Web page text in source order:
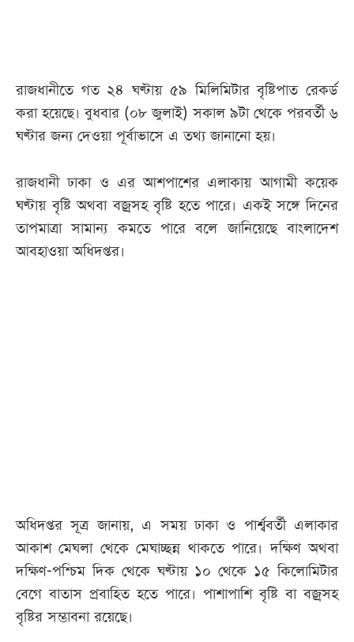
রাজধানীতে গত ২৪ ঘণ্টায় ৫৯ মিলিমিটার বৃষ্টিপাত রেকর্ড
করা হয়েছে। বুধবার (০৮ জুলাই) সকাল ৯টা থেকে পরবর্তী ৬
ঘণ্টার জন্য দেওয়া পূর্বাভাসে এ তথ্য জানানো হয়।
রাজধানী ঢাকা ও এর আশপাশের এলাকায় আগামী কয়েক
ঘণ্টায় বৃষ্টি অথবা বজ্রসহ বৃষ্টি হতে পারে। একই সঙ্গে দিনের
তাপমাত্রা সামান্য কমতে পারে বলে জানিয়েছে বাংলাদেশ
আবহাওয়া অধিদপ্তর।
অধিদপ্তর সূত্র জানায়, এ সময় ঢাকা ও পার্শ্ববর্তী এলাকার
আকাশ মেঘলা থেকে মেঘাচ্ছন্ন থাকতে পারে। দক্ষিণ অথবা
দক্ষিণ-পশ্চিম দিক থেকে ঘণ্টায় ১০ থেকে ১৫ কিলোমিটার
বেগে বাতাস প্রবাহিত হতে পারে। পাশাপাশি বৃষ্টি বা বজ্রসহ
বৃষ্টির সম্ভাবনা রয়েছে।